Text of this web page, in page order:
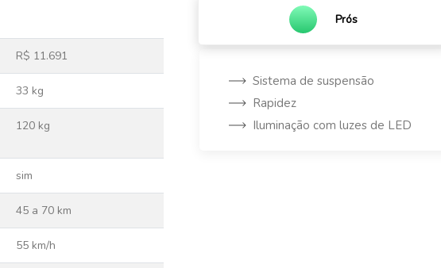
R$ 11.691
33 kg
120 kg
sim
45 a 70 km
55 km/h
Prós
Sistema de suspensão
Rapidez
Iluminação com luzes de LED